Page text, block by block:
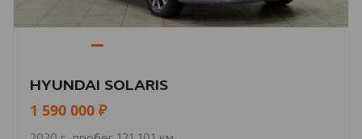
HYUNDAI SOLARIS
1 590 000 ₽